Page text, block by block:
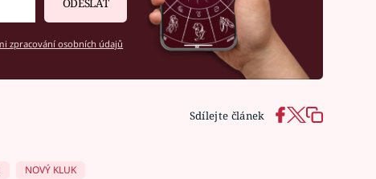
ODESLAT
zpracování osobních údajů
Sdílejte článek
NOVÝ KLUK